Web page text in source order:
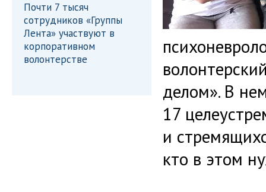
Почти 7 тысяч
сотрудников «Группы
Лента» участвуют в
корпоративном
волонтерстве
делом». В
17
и
кто в этом